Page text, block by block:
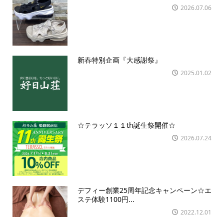
2026.07.06
新春特別企画『大感謝祭』
2025.01.02
☆テラッソ１１th誕生祭開催☆
2026.07.24
デフィー創業25周年記念キャンペーン☆エ
ステ体験1100円...
2022.12.01